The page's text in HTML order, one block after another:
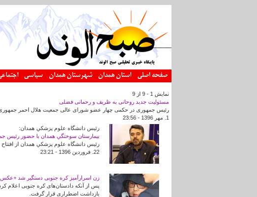
صفحه اصلی استان همدان شهرستان همدان سیاسی
نمایش 1 - 9 از 9
مسئولیت جدید روحانی به ظریف و رحمانی فضلی
رئیس جمهوری در حکمی چهار عضو شورای عالی جمعیت هلال احمر جمهوری
1. مهر 1396 - 23:56
رئيس دانشگاه علوم پزشكي همدان:
بيمارستان سوختگي همدان با حضور رئيس
رئيس دانشگاه علوم پزشكي همدان از
22. فروردين 1396 - 23:21
زن اسرارآمیز کره جنوبی دستگیر شد +عکس
پس از آنکه دادستان‌های کره جنوبی
بازداشت اضطراری قرار گرفت.